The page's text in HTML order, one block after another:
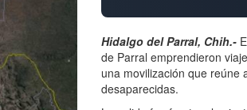
Hidalgo del Parral, Chih.-
de Parral emprendieron
una movilización que reúne
desaparecidas.